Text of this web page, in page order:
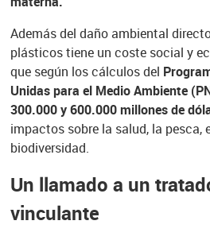
Además del daño ambiental
plásticos tiene un coste social y
que según los cálculos del
Unidas para el Medio Ambiente
300.000 y 600.000 millones de
impactos sobre la salud, la pesca,
biodiversidad.
Un llamado a un
vinculante